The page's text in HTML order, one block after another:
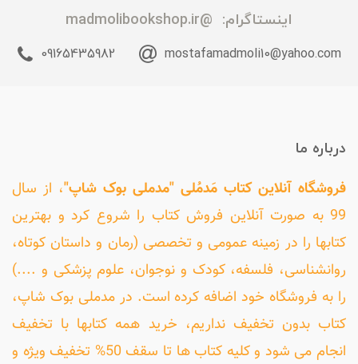
اینستاگرام: @madmolibookshop.ir
mostafamadmoli10@yahoo.com
09165435982
درباره ما
فروشگاه آنلاین کتاب مَدمُلی "مدملی بوک شاپ"، از سال
99 به صورت آنلاین فروش کتاب را شروع کرد و بهترین
کتابها را در زمینه عمومی و تخصصی (رمان و داستان کوتاه،
روانشناسی، فلسفه، کودک و نوجوان، علوم پزشکی و ....)
را به فروشگاه خود اضافه کرده است. در مدملی بوک شاپ،
کتاب بدون تخفیف نداریم، خرید همه کتابها با تخفیف
انجام می شود و کلیه کتاب ها تا سقف 50% تخفیف ویژه و